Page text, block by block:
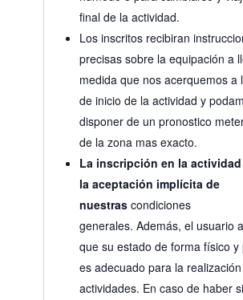
final de la actividad.
Los inscritos recibiran
precisas sobre la equipación a
medida que nos acerquemos a
de inicio de la actividad y
disponer de un pronostico
de la zona mas exacto.
La inscripción en la
la aceptación implícita de
nuestrascondiciones
generales. Además, el usuario
que su estado de forma físico y
es adecuado para la
actividades. En caso de haber